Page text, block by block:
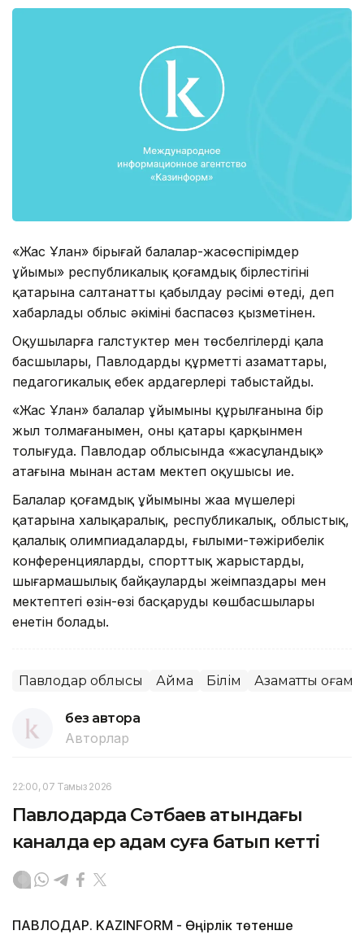
«Жас Ұлан» бірыңғай балалар-жасөспірімдер
ұйымы» республикалық қоғамдық бірлестігінің
қатарына салтанатты қабылдау рәсімі өтеді, деп
хабарлады облыс әкімінің баспасөз қызметінен.
Оқушыларға галстуктер мен төсбелгілерді қала
басшылары, Павлодардың құрметті азаматтары,
педагогикалық еңбек ардагерлері табыстайды.
«Жас Ұлан» балалар ұйымының құрылғанына бір
жыл толмағанымен, оның қатары қарқынмен
толығуда. Павлодар облысында «жасұландық»
атағына мыңнан астам мектеп оқушысы ие.
Балалар қоғамдық ұйымының жаңа мүшелері
қатарына халықаралық, республикалық, облыстық,
қалалық олимпиадалардың, ғылыми-тәжірибелік
конференциялардың, спорттық жарыстардың,
шығармашылық байқаулардың жеңімпаздары мен
мектептегі өзін-өзі басқарудың көшбасшылары
енетін болады.
Павлодар облысы Аймақ Білім Азаматтық
без автора
Авторлар
22:00, 07 Тамыз 2026
Павлодарда Сәтбаев атындағы
каналда ер адам суға батып кетті
ПАВЛОДАР. KAZINFORM - Өңірлік төтенше